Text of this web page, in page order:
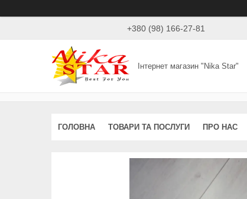
+380 (98) 166-27-81
Інтернет магазин "Nika Star"
ГОЛОВНА ТОВАРИ ТА ПОСЛУГИ ПРО НАС